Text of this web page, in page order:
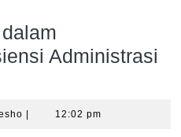
Administrasi
Shesho12:02 pm